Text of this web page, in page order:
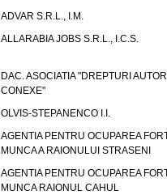
ADVAR S.R.L., I.M.
ALLARABIA JOBS S.R.L., I.C.S.
DAC. ASOCIATIA "DREPTURI AUTOR
CONEXE"
OLVIS-STEPANENCO I.I.
AGENTIA PENTRU OCUPAREA
MUNCA A RAIONULUI STRASENI
AGENTIA PENTRU OCUPAREA
MUNCA RAIONUL CAHUL